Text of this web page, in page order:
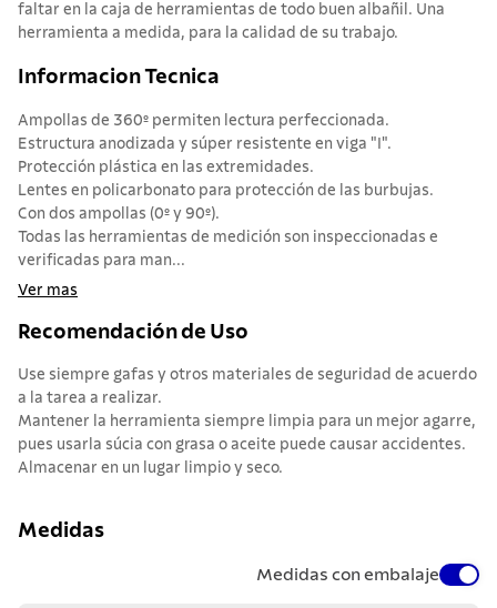
faltar en la caja de herramientas de todo buen albañil. Una
herramienta a medida, para la calidad de su trabajo.
Informacion Tecnica
Ampollas de 360º permiten lectura perfeccionada.
Estructura anodizada y súper resistente en viga "I".
Protección plástica en las extremidades.
Lentes en policarbonato para protección de las burbujas.
Con dos ampollas (0º y 90º).
Todas las herramientas de medición son inspeccionadas e
verificadas para man...
Ver mas
Recomendación de Uso
Use siempre gafas y otros materiales de seguridad de acuerdo
a la tarea a realizar.
Mantener la herramienta siempre limpia para un mejor agarre,
pues usarla súcia con grasa o aceite puede causar accidentes.
Almacenar en un lugar limpio y seco.
Medidas
Medidas con embalaje